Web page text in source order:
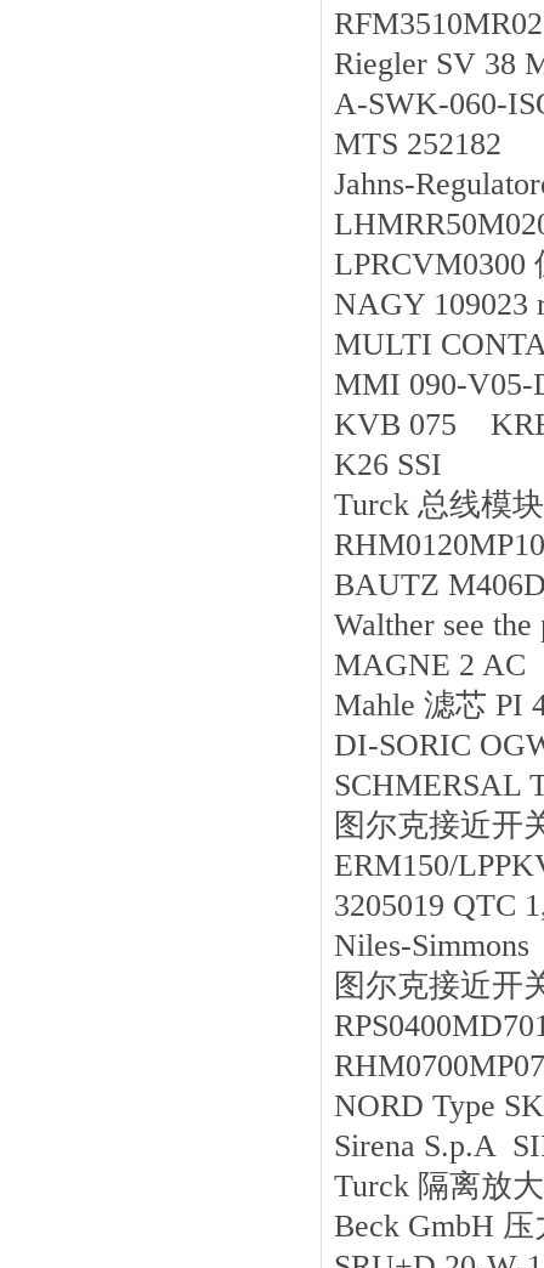
Riegler SV
A-SWK-060-
MTS 252182
Jahns-
NAGY
MULTI
MMI 090-
KVB 075
K26 SSI
Turck 总线模
BAUTZ
Walther see
MAGNE 2
Mahle 滤芯
DI-SORIC
图尔克接近开
ERM150/
3205019
Niles-
图尔克接近开
NORD Type
Sirena S.p.A
Turck 隔离放
Beck GmbH